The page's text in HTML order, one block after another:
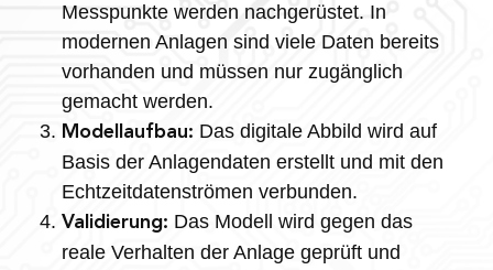
Messpunkte werden nachgerüstet. In
modernen Anlagen sind viele Daten bereits
vorhanden und müssen nur zugänglich
gemacht werden.
Modellaufbau: Das digitale Abbild wird auf
Basis der Anlagendaten erstellt und mit den
Echtzeitdatenströmen verbunden.
Validierung: Das Modell wird gegen das
reale Verhalten der Anlage geprüft und